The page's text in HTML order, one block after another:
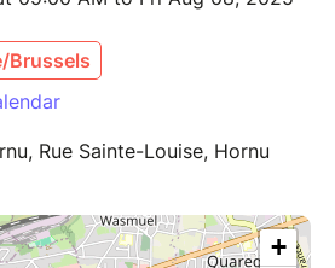
Brussels
Rue Sainte-Louise, Hornu
+